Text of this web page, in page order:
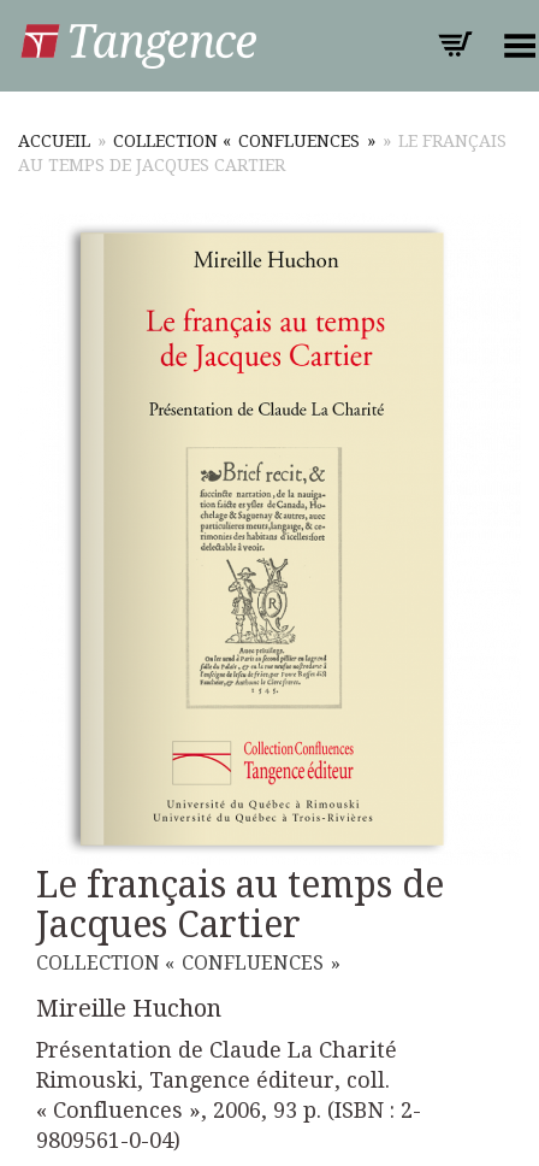
Toggle Menu
ACCUEIL » COLLECTION « CONFLUENCES » » LE FRANÇAIS
AU TEMPS DE JACQUES CARTIER
Le français au temps de
Jacques Cartier
COLLECTION « CONFLUENCES »
Mireille Huchon
Présentation de Claude La Charité
Rimouski, Tangence éditeur, coll.
« Confluences », 2006, 93 p. (ISBN : 2-
9809561-0-04)